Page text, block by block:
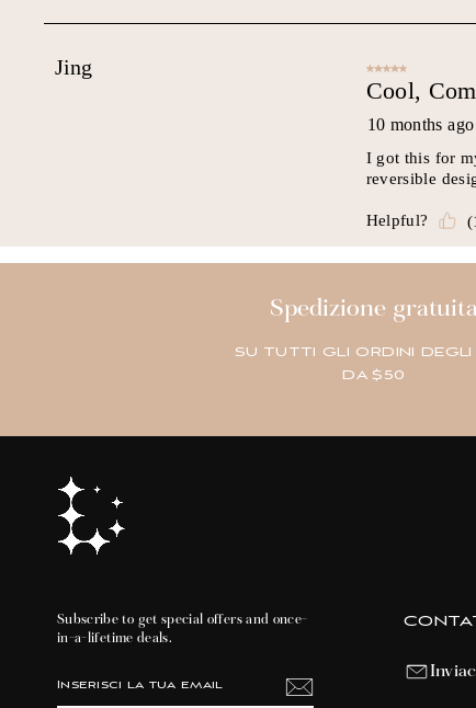
Spedizione gratuita
SU TUTTI GLI ORDINI DEGLI
DA $50
Subscribe to get special offers and once-
in-a-lifetime deals.
LA